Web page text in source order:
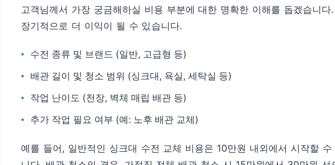
고객님께서 가장 궁금해하실 비용 부분에 대한 명확한 이해를 돕겠습니
장기적으로 더 이익이 될 수 있습니다.
수전 종류 및 브랜드 (일반, 고급형 등)
배관 길이 및 청소 범위 (싱크대, 욕실, 세탁실 등)
작업 난이도 (천장, 벽체 매립 배관 등)
추가 작업 필요 여부 (예: 노후 배관 교체)
예를 들어, 일반적인 싱크대 수전 교체 비용은 10만원 내외에서 시작할